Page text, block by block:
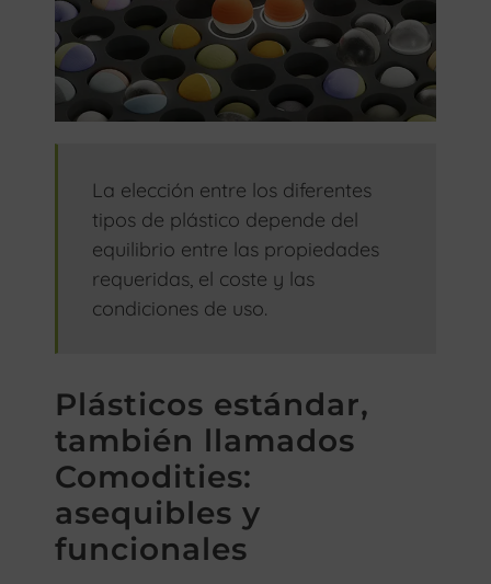
La elección entre los diferentes
tipos de plástico depende del
equilibrio entre las propiedades
requeridas, el coste y las
condiciones de uso.
Plásticos estándar,
también llamados
Comodities:
asequibles y
funcionales